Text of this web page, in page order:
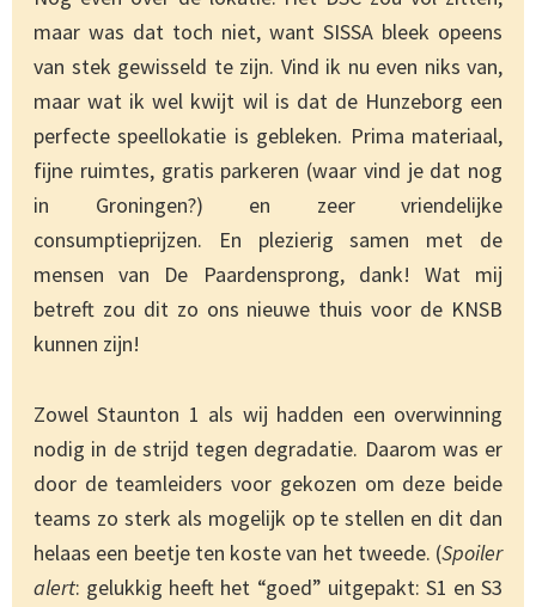
maar was dat toch niet, want SISSA bleek opeens
van stek gewisseld te zijn. Vind ik nu even niks van,
maar wat ik wel kwijt wil is dat de Hunzeborg een
perfecte speellokatie is gebleken. Prima materiaal,
fijne ruimtes, gratis parkeren (waar vind je dat nog
in Groningen?) en zeer vriendelijke
consumptieprijzen. En plezierig samen met de
mensen van De Paardensprong, dank! Wat mij
betreft zou dit zo ons nieuwe thuis voor de KNSB
kunnen zijn!
Zowel Staunton 1 als wij hadden een overwinning
nodig in de strijd tegen degradatie. Daarom was er
door de teamleiders voor gekozen om deze beide
teams zo sterk als mogelijk op te stellen en dit dan
helaas een beetje ten koste van het tweede. (Spoiler
alert: gelukkig heeft het “goed” uitgepakt: S1 en S3